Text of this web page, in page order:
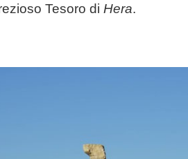
Tesoro di Hera.